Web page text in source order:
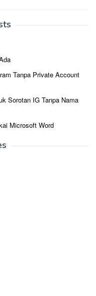
Tanpa Private Account
Sorotan IG Tanpa Nama
Microsoft Word